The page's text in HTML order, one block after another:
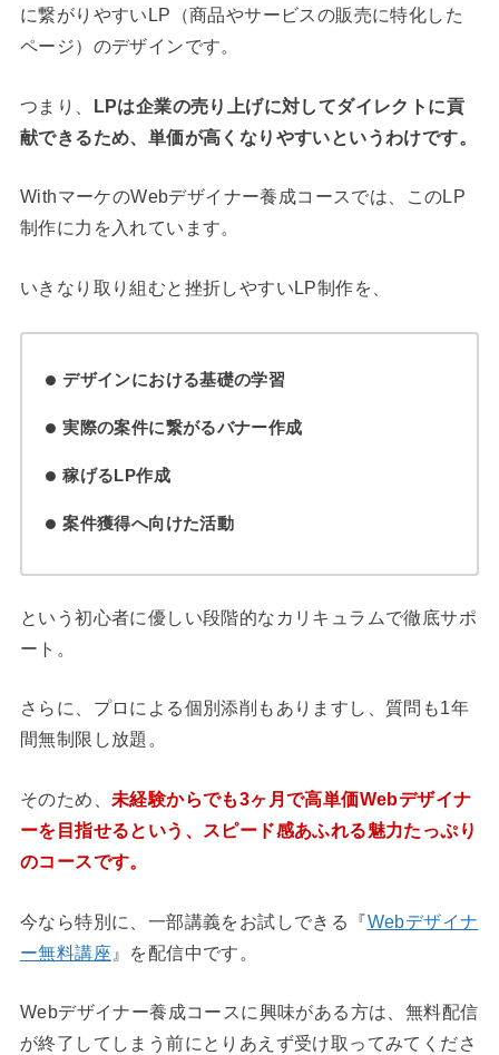
に繋がりやすいLP（商品やサービスの販売に特化した
ページ）のデザインです。
つまり、
LPは企業の売り上げに対してダイレクトに貢
献できるため、単価が高くなりやすいというわけです。
WithマーケのWebデザイナー養成コースでは、このLP
制作に力を入れています。
いきなり取り組むと挫折しやすいLP制作を、
デザインにおける基礎の学習
実際の案件に繋がるバナー作成
稼げるLP作成
案件獲得へ向けた活動
という初心者に優しい段階的なカリキュラムで徹底サポ
ート。
さらに、プロによる個別添削もありますし、質問も1年
間無制限し放題。
そのため、 未経験からでも3ヶ月で高単価Webデザイナ
ーを目指せるという、スピード感あふれる魅力たっぷり
のコースです。
今なら特別に、一部講義をお試しできる『Webデザイナ
ー無料講座 』を配信中です。
Webデザイナー養成コースに興味がある方は、無料配信
が終了してしまう前にとりあえず受け取ってみてくださ